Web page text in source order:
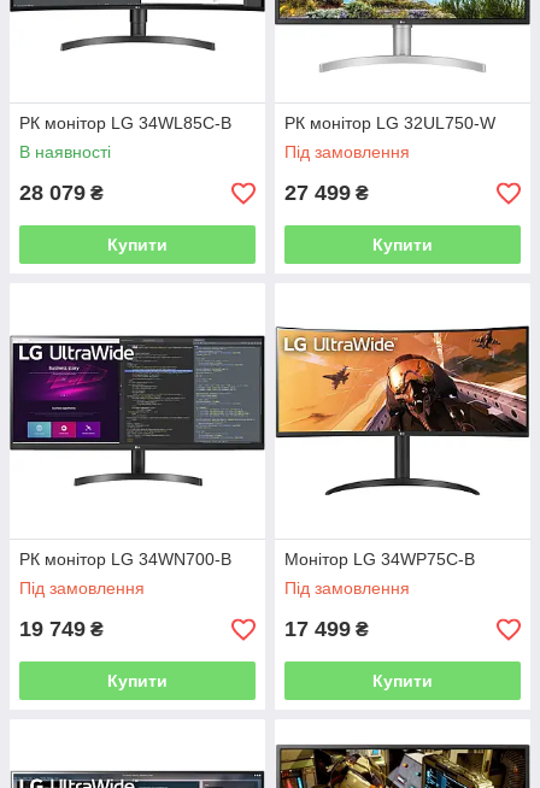
РК монітор LG 34WL85C-B
В наявності
28 079 ₴
Купити
РК монітор LG 32UL750-W
Під замовлення
27 499 ₴
Купити
РК монітор LG 34WN700-B
Під замовлення
19 749 ₴
Купити
Монітор LG 34WP75C-B
Під замовлення
17 499 ₴
Купити